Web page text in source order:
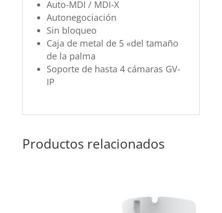
Auto-MDI / MDI-X
Autonegociación
Sin bloqueo
Caja de metal de 5 «del tamaño
de la palma
Soporte de hasta 4 cámaras GV-
IP
Productos relacionados